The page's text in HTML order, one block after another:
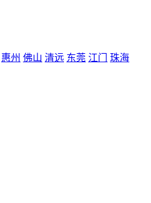
惠州 佛山 清远 东莞 江门 珠海